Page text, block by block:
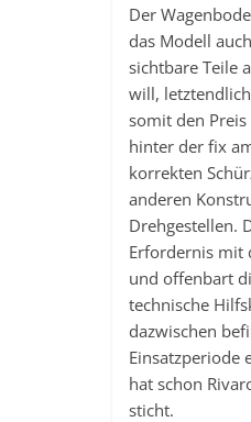
Der
das Modell
sichtbare Teile
will,
somit den
hinter der fix
korrekten
anderen
Drehgestellen.
Erfordernis mit
und offenbart
technische
dazwischen
Einsatzperiode
hat schon
sticht.